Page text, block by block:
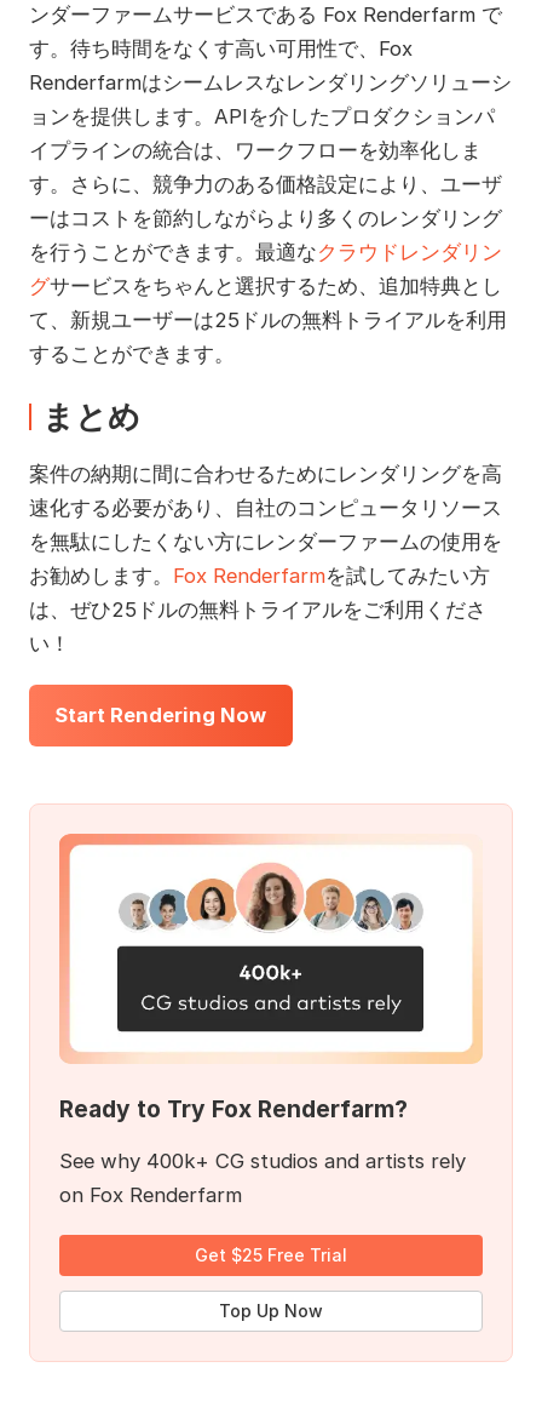
ンダーファームサービスである Fox Renderfarm で
す。待ち時間をなくす高い可用性で、Fox
Renderfarmはシームレスなレンダリングソリューシ
ョンを提供します。APIを介したプロダクションパ
イプラインの統合は、ワークフローを効率化しま
す。さらに、競争力のある価格設定により、ユーザ
ーはコストを節約しながらより多くのレンダリング
を行うことができます。最適なクラウドレンダリン
グサービスをちゃんと選択するため、追加特典とし
て、新規ユーザーは25ドルの無料トライアルを利用
することができます。
まとめ
案件の納期に間に合わせるためにレンダリングを高
速化する必要があり、自社のコンピュータリソース
を無駄にしたくない方にレンダーファームの使用を
お勧めします。 Fox Renderfarmを試してみたい方
は、ぜひ25ドルの無料トライアルをご利用くださ
い！
Start Rendering Now
Ready to Try Fox Renderfarm?
See why 400k+ CG studios and artists rely
on Fox Renderfarm
Get $25 Free Trial
Top Up Now